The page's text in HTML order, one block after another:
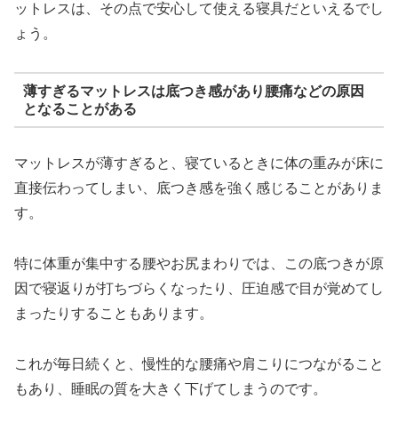
ットレスは、その点で安心して使える寝具だといえるでし
ょう。
薄すぎるマットレスは底つき感があり腰痛などの原因
となることがある
マットレスが薄すぎると、寝ているときに体の重みが床に
直接伝わってしまい、底つき感を強く感じることがありま
す。
特に体重が集中する腰やお尻まわりでは、この底つきが原
因で寝返りが打ちづらくなったり、圧迫感で目が覚めてし
まったりすることもあります。
これが毎日続くと、慢性的な腰痛や肩こりにつながること
もあり、睡眠の質を大きく下げてしまうのです。